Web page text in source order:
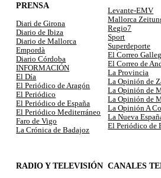
PRENSA
Diari de Girona
Diario de Ibiza
Diario de Mallorca
Empordà
Diario Córdoba
INFORMACIÓN
El Día
El Periódico de Aragón
El Periódico
El Periódico de España
El Periódico Mediterráneo
Faro de Vigo
La Crónica de Badajoz
Levante-EMV
Mallorca
Regio7
Sport
Superdeporte
El Correo
El Correo de
La Provincia
La Opinión de
La Opinión de
La Opinión de
La Opinión A
La Nueva
El Periódico de
RADIO Y TELEVISIÓN CANALES